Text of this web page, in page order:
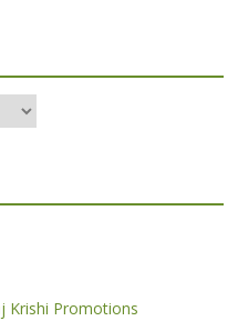
Krishi Promotions